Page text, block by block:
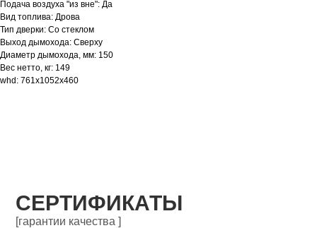
Подача воздуха "из вне": Да
Вид топлива: Дрова
Тип дверки: Со стеклом
Выход дымохода: Сверху
Диаметр дымохода, мм: 150
Вес нетто, кг: 149
whd: 761x1052x460
СЕРТИФИКАТЫ
[гарантии качества ]